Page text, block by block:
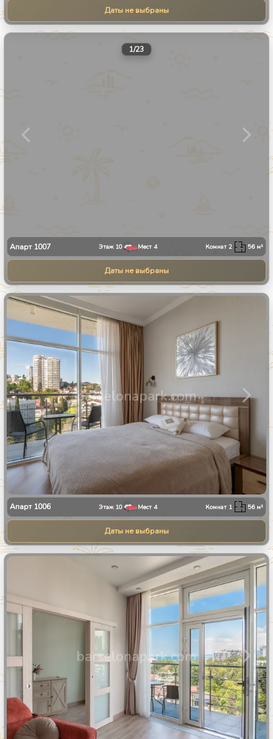
Даты не выбраны
1/23
Апарт 1007 Этаж 10 Мест 4 Комнат2 56м²
Даты не выбраны
Апарт 1006 Этаж 10 Мест 4 Комнат 1 56м²
Даты не выбраны
25